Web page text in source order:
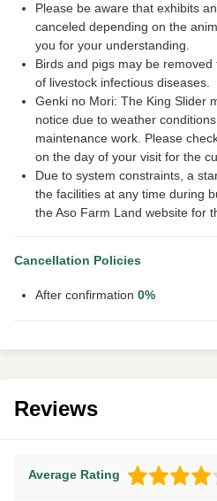
Please be aware that exhibits
canceled depending on the
you for your understanding.
Birds and pigs may be
of livestock infectious diseases.
Genki no Mori: The King Slider
notice due to weather
maintenance work. Please
on the day of your visit for the
Due to system constraints, a
the facilities at any time during
the Aso Farm Land website for
Cancellation Policies
After confirmation 0%
Reviews
Average Rating